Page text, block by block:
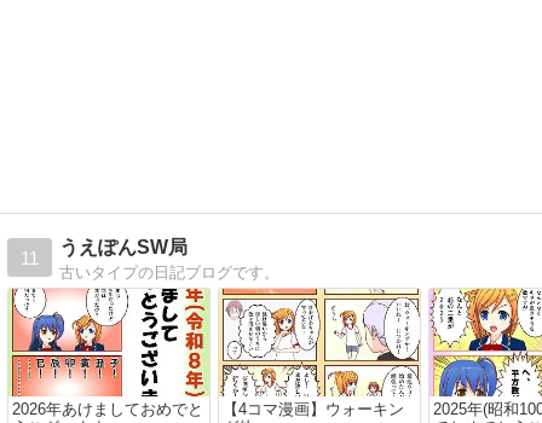
11
うえぽんSW局
古いタイプの日記ブログです。
2026年あけましておめでと
【4コマ漫画】ウォーキン
2025年(昭和